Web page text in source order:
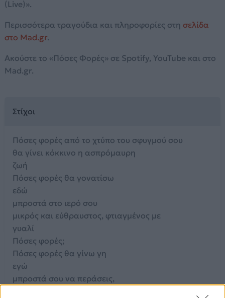
(Live)».
Περισσότερα τραγούδια και πληροφορίες στη σελίδα
στο Mad.gr.
Ακούστε το «Πόσες Φορές» σε Spotify, YouTube και στο
Mad.gr.
Στίχοι
Πόσες φορές από το χτύπο του σφυγμού σου
θα γίνει κόκκινο η ασπρόμαυρη
ζωή
Πόσες φορές θα γονατίσω
εδώ
μπροστά στο ιερό σου
μικρός και εύθραυστος, φτιαγμένος με
γυαλί
Πόσες φορές;
Πόσες φορές θα γίνω γη
εγώ
μπροστά σου να περάσεις,